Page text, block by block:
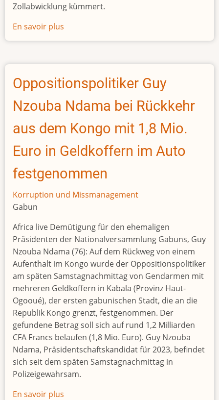
Zollabwicklung kümmert.
En savoir plus
Afrikas
Den
der
Korruption
trockenlegen
Oppositionspolitiker Guy
Nzouba Ndama bei Rückkehr
aus dem Kongo mit 1,8 Mio.
Euro in Geldkoffern im Auto
festgenommen
Korruption und Missmanagement
Gabun
Africa live Demütigung für den ehemaligen
Präsidenten der Nationalversammlung Gabuns, Guy
Nzouba Ndama (76): Auf dem Rückweg von einem
Aufenthalt im Kongo wurde der Oppositionspolitiker
am späten Samstagnachmittag von Gendarmen mit
mehreren Geldkoffern in Kabala (Provinz Haut-
Ogooué), der ersten gabunischen Stadt, die an die
Republik Kongo grenzt, festgenommen. Der
gefundene Betrag soll sich auf rund 1,2 Milliarden
CFA Francs belaufen (1,8 Mio. Euro). Guy Nzouba
Ndama, Präsidentschaftskandidat für 2023, befindet
sich seit dem späten Samstagnachmittag in
Polizeigewahrsam.
En savoir plus